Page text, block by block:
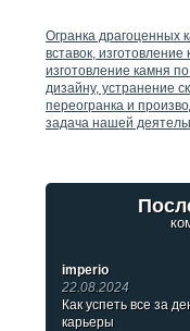
Огранка драгоценных
вставок,
изготовление камня
дизайну, устранение
переогранка и
задача нашей
imperio
22.08.2024
Как успеть все за
карьеры